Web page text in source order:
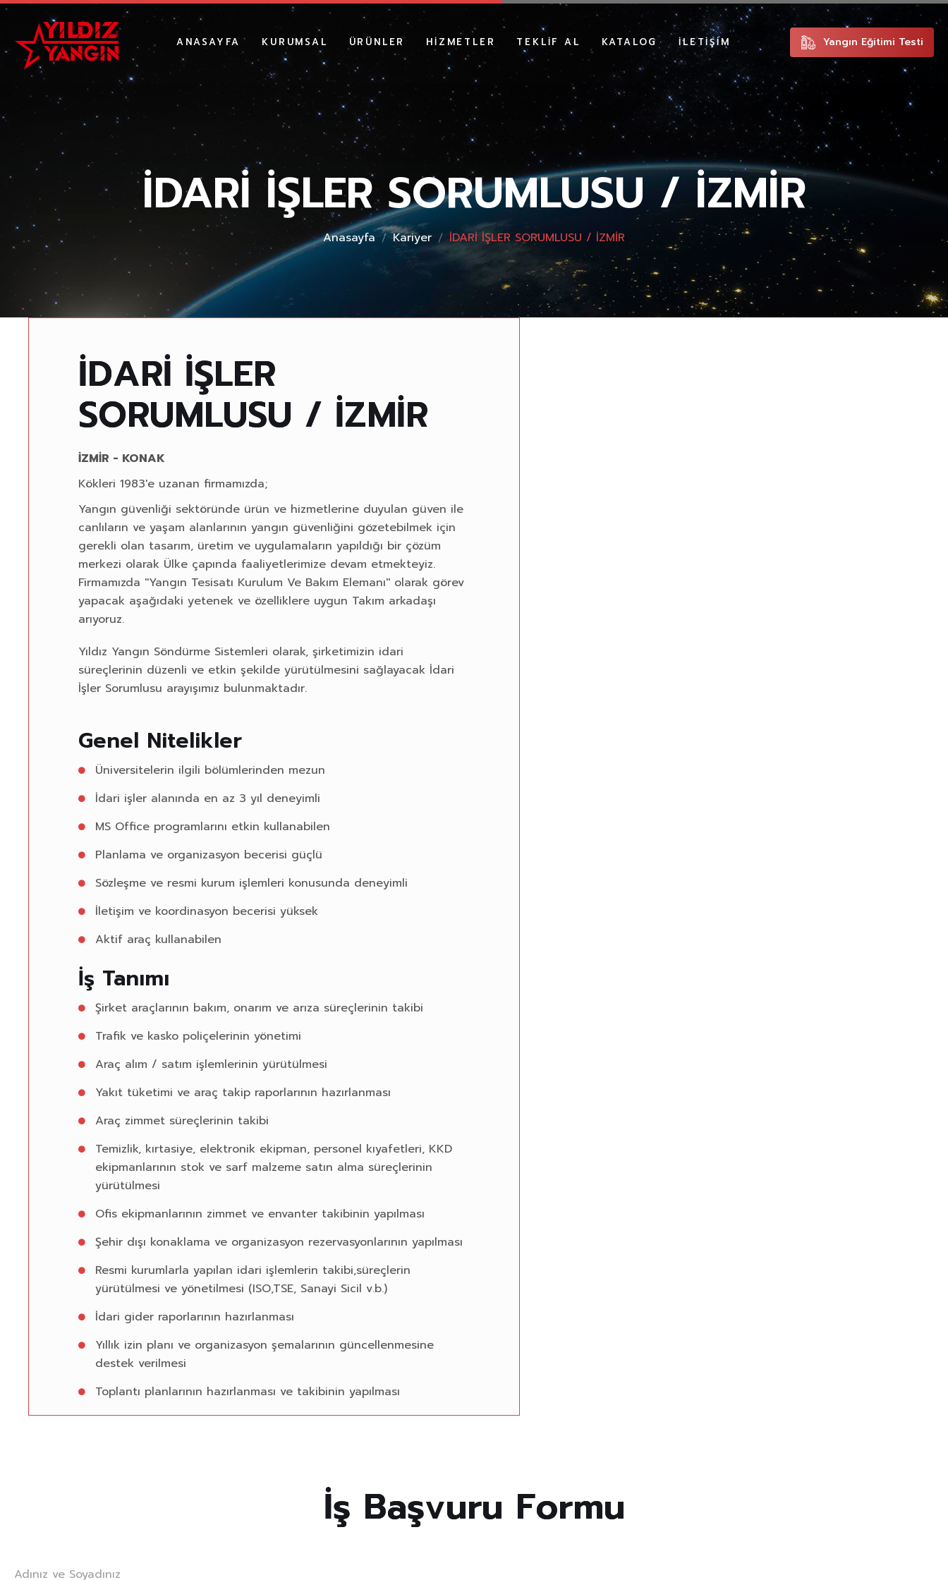
ANASAYFA KURUMSAL
HAKKIMIZDA
REFERANSLAR
KARIYER
ÜRÜNLER HIZMETLER TEKLIF AL KATALOG İLETIŞIM Yangın Eğitimi Testi
İDARİ İŞLER SORUMLUSU / İZMİR
Anasayfa Kariyer İDARİ İŞLER SORUMLUSU / İZMİR
İDARİ İŞLER
SORUMLUSU / İZMİR
İZMİR - KONAK
Kökleri 1983'e uzanan firmamızda;
Yangın güvenliği sektöründe ürün ve hizmetlerine duyulan güven ile
canlıların ve yaşam alanlarının yangın güvenliğini gözetebilmek için
gerekli olan tasarım, üretim ve uygulamaların yapıldığı bir çözüm
merkezi olarak Ülke çapında faaliyetlerimize devam etmekteyiz.
Firmamızda ''Yangın Tesisatı Kurulum Ve Bakım Elemanı'' olarak görev
yapacak aşağıdaki yetenek ve özelliklere uygun Takım arkadaşı
arıyoruz.
Yıldız Yangın Söndürme Sistemleri olarak, şirketimizin idari
süreçlerinin düzenli ve etkin şekilde yürütülmesini sağlayacak İdari
İşler Sorumlusu arayışımız bulunmaktadır.
Genel Nitelikler
Üniversitelerin ilgili bölümlerinden mezun
İdari işler alanında en az 3 yıl deneyimli
MS Office programlarını etkin kullanabilen
Planlama ve organizasyon becerisi güçlü
Sözleşme ve resmi kurum işlemleri konusunda deneyimli
İletişim ve koordinasyon becerisi yüksek
Aktif araç kullanabilen
İş Tanımı
Şirket araçlarının bakım, onarım ve arıza süreçlerinin takibi
Trafik ve kasko poliçelerinin yönetimi
Araç alım / satım işlemlerinin yürütülmesi
Yakıt tüketimi ve araç takip raporlarının hazırlanması
Araç zimmet süreçlerinin takibi
Temizlik, kırtasiye, elektronik ekipman, personel kıyafetleri, KKD
ekipmanlarının stok ve sarf malzeme satın alma süreçlerinin
yürütülmesi
Ofis ekipmanlarının zimmet ve envanter takibinin yapılması
Şehir dışı konaklama ve organizasyon rezervasyonlarının yapılması
Resmi kurumlarla yapılan idari işlemlerin takibi,süreçlerin
yürütülmesi ve yönetilmesi (ISO,TSE, Sanayi Sicil v.b.)
İdari gider raporlarının hazırlanması
Yıllık izin planı ve organizasyon şemalarının güncellenmesine
destek verilmesi
Toplantı planlarının hazırlanması ve takibinin yapılması
İş Başvuru Formu